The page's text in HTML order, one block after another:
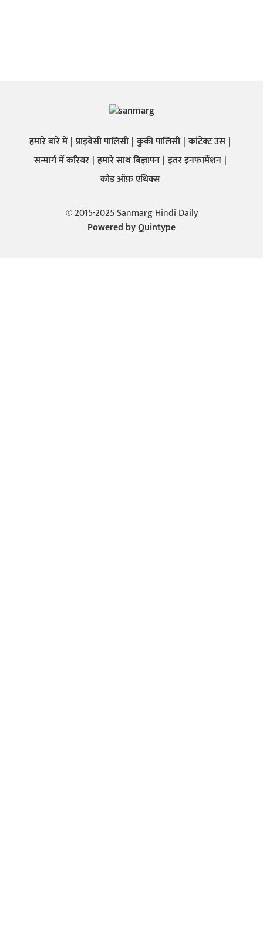
हमारे बारे में प्राइवेसी पालिसी कुकी पालिसी कांटेक्ट उस
सन्मार्ग में करियर हमारे साथ बिज्ञापन इतर इनफार्मेशन
कोड ऑफ़ एथिक्स
© 2015-2025 Sanmarg Hindi Daily
Powered byQuintype